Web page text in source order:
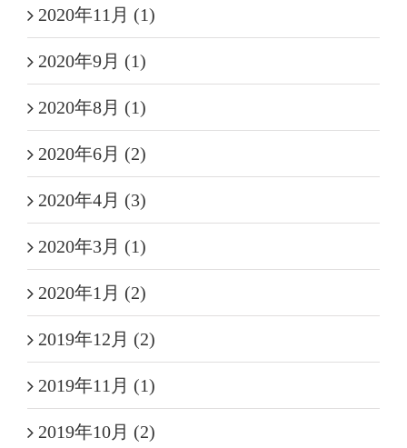
2020年11月 (1)
2020年9月 (1)
2020年8月 (1)
2020年6月 (2)
2020年4月 (3)
2020年3月 (1)
2020年1月 (2)
2019年12月 (2)
2019年11月 (1)
2019年10月 (2)